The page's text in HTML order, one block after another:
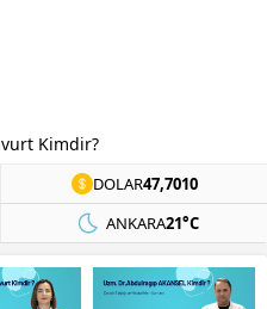
Kimdir?
DOLAR47,7010
ANKARA21°C